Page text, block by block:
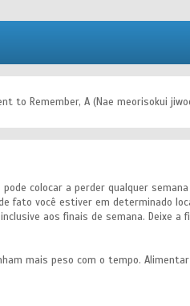
Remember, A (Nae meorisokui
colocar a perder qualquer
você estiver em determinado
aos finais de semana. Deixe
mais peso com o tempo.